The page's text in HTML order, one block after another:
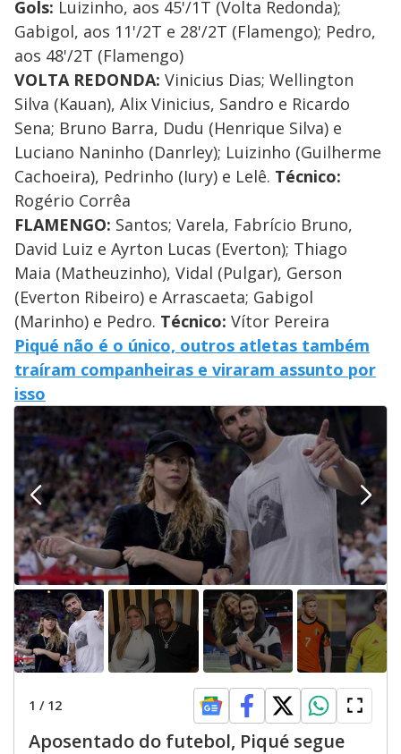
Gols: Luizinho, aos 45'/1T (Volta Redonda);
Gabigol, aos 11'/2T e 28'/2T (Flamengo); Pedro,
aos 48'/2T (Flamengo)
VOLTA REDONDA: Vinicius Dias; Wellington
Silva (Kauan), Alix Vinicius, Sandro e Ricardo
Sena; Bruno Barra, Dudu (Henrique Silva) e
Luciano Naninho (Danrley); Luizinho (Guilherme
Cachoeira), Pedrinho (Iury) e Lelê. Técnico:
Rogério Corrêa
FLAMENGO: Santos; Varela, Fabrício Bruno,
David Luiz e Ayrton Lucas (Everton); Thiago
Maia (Matheuzinho), Vidal (Pulgar), Gerson
(Everton Ribeiro) e Arrascaeta; Gabigol
(Marinho) e Pedro. Técnico: Vítor Pereira
Piqué não é o único, outros atletas também
traíram companheiras e viraram assunto por
isso
1 / 12
Aposentado do futebol, Piqué segue